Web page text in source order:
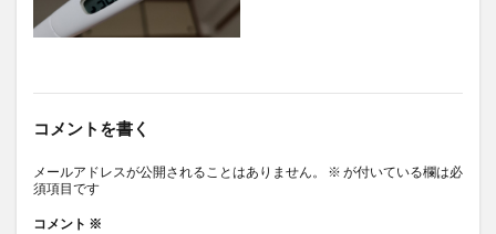
コメントを書く
メールアドレスが公開されることはありません。 ※ が付いている欄は必
須項目です
コメント ※